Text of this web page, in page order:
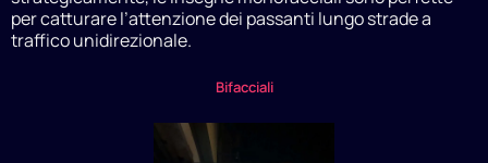
per catturare l’attenzione dei passanti lungo strade a
traffico unidirezionale.
Bifacciali